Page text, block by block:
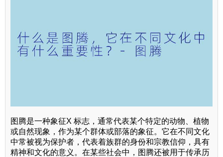
图腾是一种象征X 标志，通常代表某个特定的动物、植物
或自然现象，作为某个群体或部落的象征。它在不同文化
中常被视为保护者，代表着族群的身份和宗教信仰，具有
精神和文化的意义。在某些社会中，图腾还被用于传承历